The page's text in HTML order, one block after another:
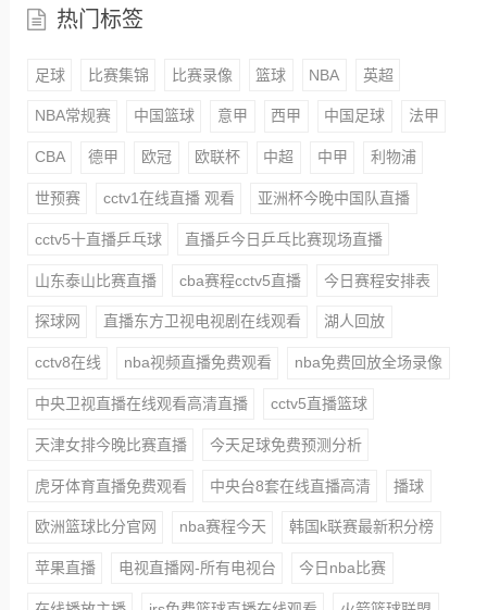
热门标签
足球 比赛集锦 比赛录像 篮球 NBA 英超
NBA常规赛 中国篮球 意甲 西甲 中国足球 法甲
CBA 德甲 欧冠 欧联杯 中超 中甲 利物浦
世预赛 cctv1在线直播 观看 亚洲杯今晚中国队直播
cctv5十直播乒乓球 直播乒今日乒乓比赛现场直播
山东泰山比赛直播 cba赛程cctv5直播 今日赛程安排表
探球网 直播东方卫视电视剧在线观看 湖人回放
cctv8在线 nba视频直播免费观看 nba免费回放全场录像
中央卫视直播在线观看高清直播 cctv5直播篮球
天津女排今晚比赛直播 今天足球免费预测分析
虎牙体育直播免费观看 中央台8套在线直播高清 播球
欧洲篮球比分官网 nba赛程今天 韩国k联赛最新积分榜
苹果直播 电视直播网-所有电视台 今日nba比赛